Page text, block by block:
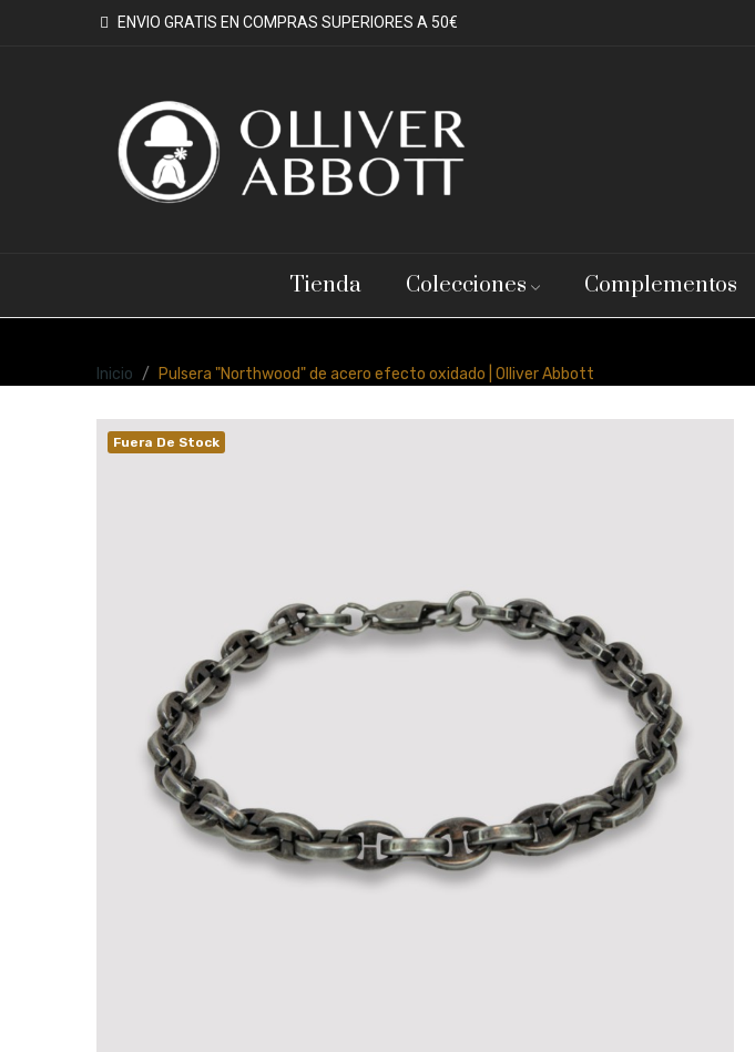
ENVIO GRATIS EN COMPRAS SUPERIORES A 50€
Tienda Colecciones Complementos
Inicio Pulsera "Northwood" de acero efecto oxidado | Olliver Abbott
Fuera De Stock